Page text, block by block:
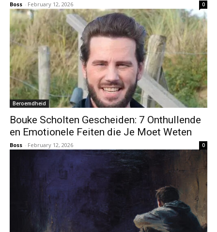
Boss - February 12, 2026 0
Beroemdheid
Bouke Scholten Gescheiden: 7 Onthullende
en Emotionele Feiten die Je Moet Weten
Boss - February 12, 2026 0